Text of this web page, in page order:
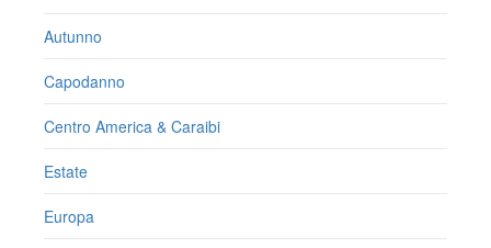
Autunno
Capodanno
Centro America & Caraibi
Estate
Europa